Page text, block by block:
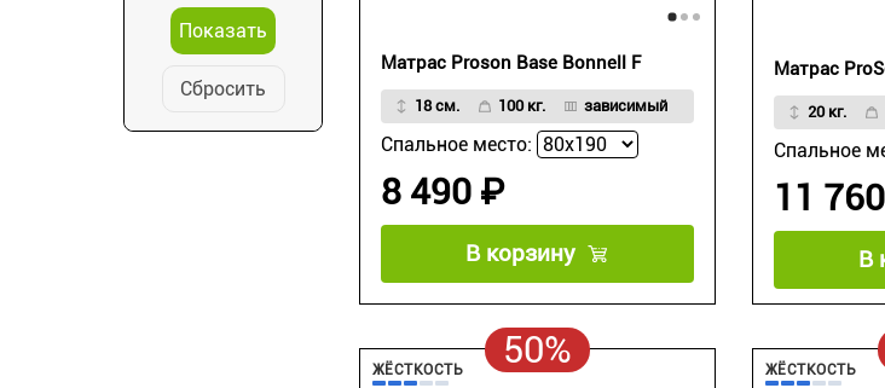
Сбросить
Матрас Proson Base Bonnell F
18 см. 100 кг. зависимый
Спальное место:
8 490 ₽
В корзину
Матрас
20 кг.
Спальное
11
В
50%
ЖЁСТКОСТЬ ЖЁСТКОСТЬ